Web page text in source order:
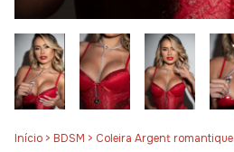
Início > BDSM > Coleira Argent romantique